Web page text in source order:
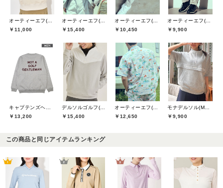
￥11,000
￥15,400
￥10,450
￥9,900
￥13,200
￥15,400
￥12,650
￥9,900
この商品と同じアイテムランキング